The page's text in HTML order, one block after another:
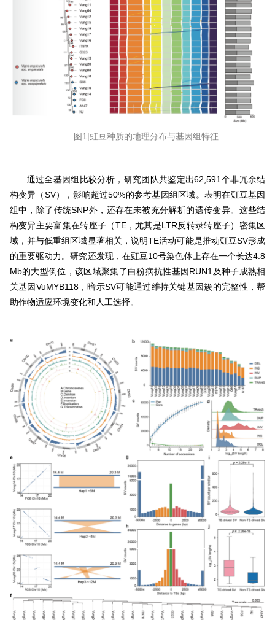
图1|豇豆种质的地理分布与基因组特征
通过全基因组比较分析，研究团队共鉴定出62,591个非冗余结
构变异（SV），影响超过50%的参考基因组区域。表明在豇豆基因
组中，除了传统SNP外，还存在未被充分解析的遗传变异。这些结
构变异主要富集在转座子（TE，尤其是LTR反转录转座子）密集区
域，并与低重组区域显著相关，说明TE活动可能是推动豇豆SV形成
的重要驱动力。研究还发现，在豇豆10号染色体上存在一个长达4.8
Mb的大型倒位，该区域聚集了白粉病抗性基因RUN1及种子成熟相
关基因VuMYB118，暗示SV可能通过维持关键基因簇的完整性，帮
助作物适应环境变化和人工选择。